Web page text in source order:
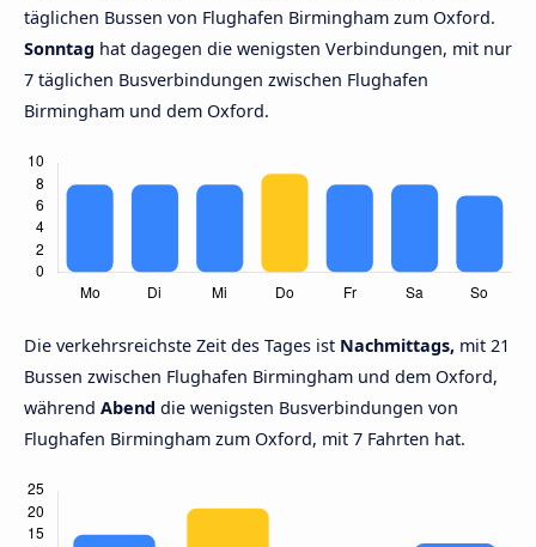
täglichen Bussen von Flughafen Birmingham zum Oxford.
Sonntag hat dagegen die wenigsten Verbindungen, mit nur
7 täglichen Busverbindungen zwischen Flughafen
Birmingham und dem Oxford.
Die verkehrsreichste Zeit des Tages ist Nachmittags, mit 21
Bussen zwischen Flughafen Birmingham und dem Oxford,
während Abend die wenigsten Busverbindungen von
Flughafen Birmingham zum Oxford, mit 7 Fahrten hat.